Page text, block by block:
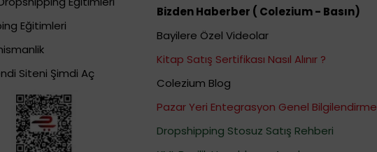
Eğitimleri
Siteni Şimdi Aç
Bizden Haberber ( Colezium - Basın)
Bayilere Özel Videolar
Kitap Satış Sertifikası Nasıl Alınır ?
Colezium Blog
Pazar Yeri Entegrasyon Genel Bilgilendirme
Dropshipping Stosuz Satış Rehberi